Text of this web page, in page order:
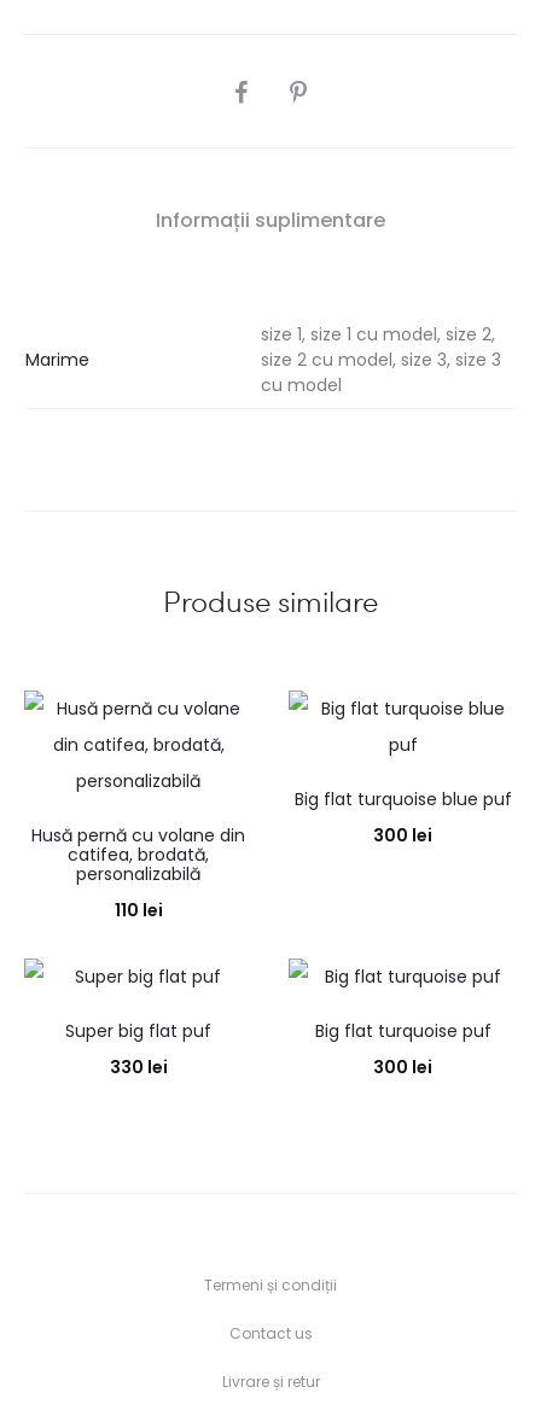
SHARE
Informații suplimentare
Marime
size 1, size 1 cu model, size 2,
size 2 cu model, size 3, size 3
cu model
Produse similare
Husă pernă cu volane din
catifea, brodată,
personalizabilă
110 lei
Big flat turquoise blue puf
300 lei
Super big flat puf
330 lei
Big flat turquoise puf
300 lei
Termeni și condiții
Contact us
Livrare și retur